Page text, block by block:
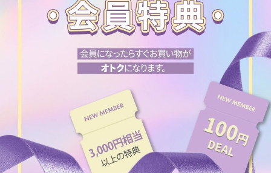
装着期間
2 Weeks
3~6 Months
よりどりキット
チョコ
グレー
ブラック
ヘーゼル
グリーン